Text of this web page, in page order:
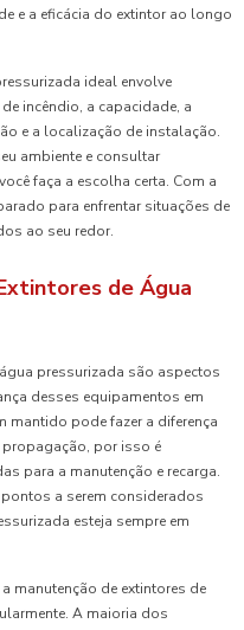
e a eficácia do extintor ao longo
ideal envolve
incêndio, a capacidade, a
e a localização de instalação.
ambiente e consultar
faça a escolha certa. Com a
para enfrentar situações de
ao seu redor.
de Água
pressurizada são aspectos
desses equipamentos em
mantido pode fazer a diferença
propagação, por isso é
para a manutenção e recarga.
a serem considerados
esteja sempre em
manutenção de extintores de
A maioria dos